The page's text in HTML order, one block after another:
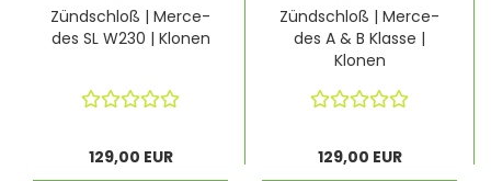
Zünd­schloß | Mer­ce­
des SL W230 | Klo­nen
129,00 EUR
Zünd­schloß | Mer­ce­
des A & B Klas­se |
Klo­nen
129,00 EUR